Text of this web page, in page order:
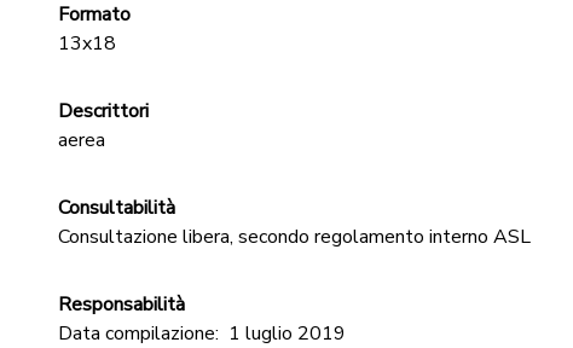
Formato
13x18
Descrittori
aerea
Consultabilità
Consultazione libera, secondo regolamento interno ASL
Responsabilità
Data compilazione: 1 luglio 2019